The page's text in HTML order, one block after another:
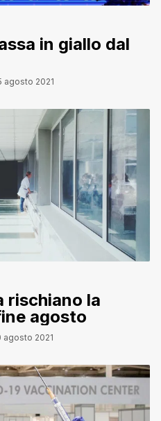
in giallo dal
agosto 2021
rischiano la
agosto
agosto 2021